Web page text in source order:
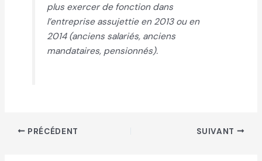
plus exercer de fonction dans
l’entreprise assujettie en 2013 ou en
2014 (anciens salariés, anciens
mandataires, pensionnés).
PRÉCÉDENT SUIVANT